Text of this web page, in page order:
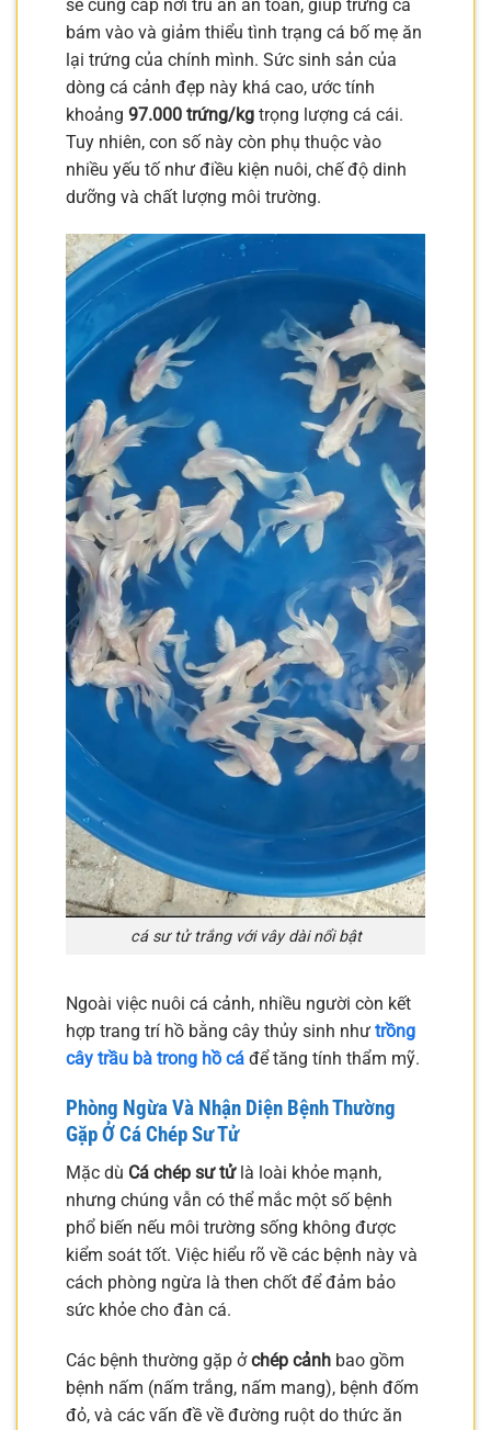
sẽ cung cấp nơi trú ẩn an toàn, giúp trứng cá
bám vào và giảm thiểu tình trạng cá bố mẹ ăn
lại trứng của chính mình. Sức sinh sản của
dòng cá cảnh đẹp này khá cao, ước tính
khoảng 97.000 trứng/kg trọng lượng cá cái.
Tuy nhiên, con số này còn phụ thuộc vào
nhiều yếu tố như điều kiện nuôi, chế độ dinh
dưỡng và chất lượng môi trường.
cá sư tử trắng với vây dài nổi bật
Ngoài việc nuôi cá cảnh, nhiều người còn kết
hợp trang trí hồ bằng cây thủy sinh như trồng
cây trầu bà trong hồ cá để tăng tính thẩm mỹ.
Phòng Ngừa Và Nhận Diện Bệnh Thường
Gặp Ở Cá Chép Sư Tử
Mặc dù Cá chép sư tửlà loài khỏe mạnh,
nhưng chúng vẫn có thể mắc một số bệnh
phổ biến nếu môi trường sống không được
kiểm soát tốt. Việc hiểu rõ về các bệnh này và
cách phòng ngừa là then chốt để đảm bảo
sức khỏe cho đàn cá.
Các bệnh thường gặp ởchép cảnh bao gồm
bệnh nấm (nấm trắng, nấm mang), bệnh đốm
đỏ, và các vấn đề về đường ruột do thức ăn